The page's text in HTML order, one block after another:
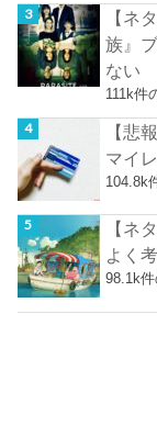
【ネ
族』
ない
111k件
【悲
マイ
104.8k
【ネ
よく
98.1k